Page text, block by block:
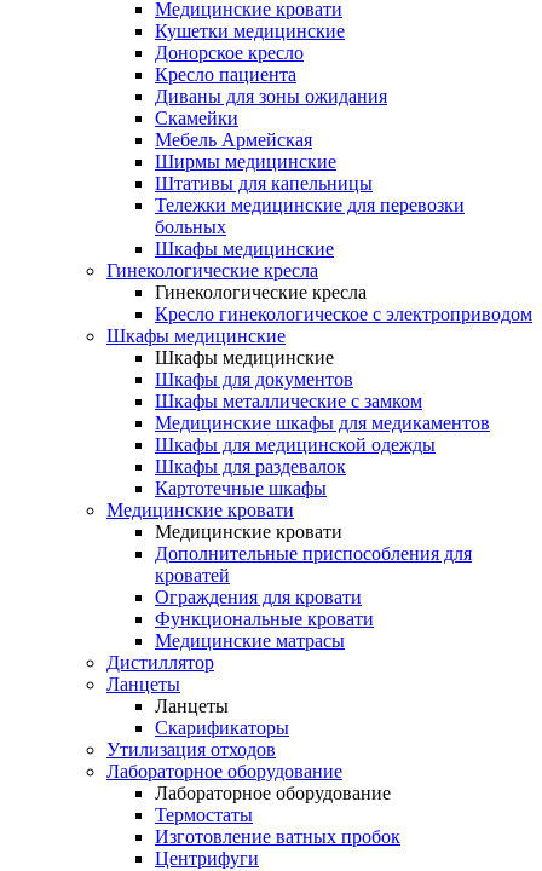
Медицинские кровати
Кушетки медицинские
Донорское кресло
Кресло пациента
Диваны для зоны ожидания
Скамейки
Мебель Армейская
Ширмы медицинские
Штативы для капельницы
Тележки медицинские для перевозки
больных
Шкафы медицинские
Гинекологические кресла
Гинекологические кресла
Кресло гинекологическое с электроприводом
Шкафы медицинские
Шкафы медицинские
Шкафы для документов
Шкафы металлические с замком
Медицинские шкафы для медикаментов
Шкафы для медицинской одежды
Шкафы для раздевалок
Картотечные шкафы
Медицинские кровати
Медицинские кровати
Дополнительные приспособления для
кроватей
Ограждения для кровати
Функциональные кровати
Медицинские матрасы
Дистиллятор
Ланцеты
Ланцеты
Скарификаторы
Утилизация отходов
Лабораторное оборудование
Лабораторное оборудование
Термостаты
Изготовление ватных пробок
Центрифуги